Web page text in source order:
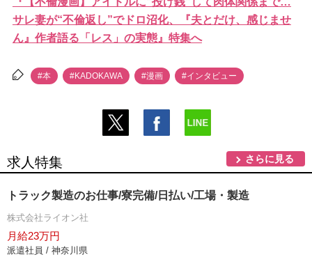
サレ妻が“不倫返し”でドロ沼化、『夫とだけ、感じませ
ん』作者語る「レス」の実態』特集へ
#本 #KADOKAWA #漫画 #インタビュー
求人特集 さらに見る
トラック製造のお仕事/寮完備/日払い/工場・製造
株式会社ライオン社
月給23万円
派遣社員 / 神奈川県